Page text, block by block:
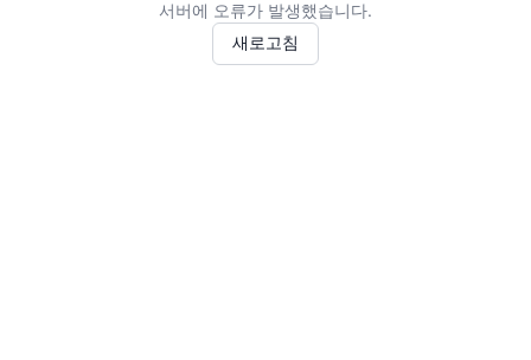
서버에 오류가 발생했습니다.
새로고침